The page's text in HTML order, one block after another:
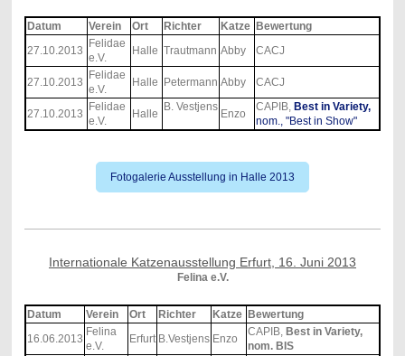
Datum Verein Ort Richter Katze Bewertung
27.10.2013
Felidae
e.V.
Halle Trautmann Abby CACJ
27.10.2013
Felidae
e.V.
Halle Petermann Abby CACJ
27.10.2013
Felidae
e.V.
Halle
B. Vestjens
Enzo
CAPIB, Best in Variety,
nom., "Best in Show"
Fotogalerie Ausstellung in Halle 2013
Internationale Katzenausstellung Erfurt, 16. Juni 2013
Felina e.V.
Datum Verein Ort Richter Katze Bewertung
16.06.2013
Felina
e.V.
Erfurt B.Vestjens Enzo
CAPIB, Best in Variety,
nom. BIS